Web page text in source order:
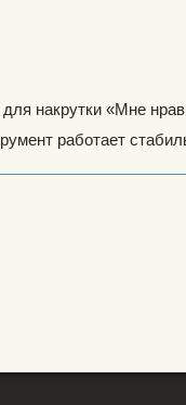
накрутки «Мне
работает